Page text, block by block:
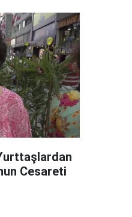
Cesareti